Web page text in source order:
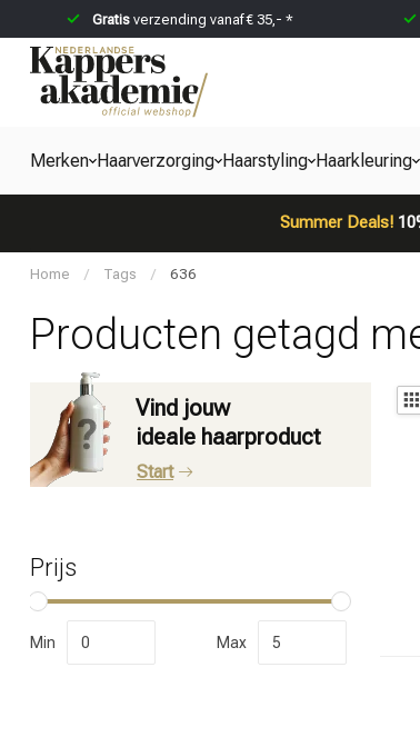
Gratisverzending vanaf € 35,- *
Merken Haarverzorging Haarstyling Haarkleuring
Summer Deals!
Welke
Home / Tags / 636
Producten getagd
Vind jouw
ideale haarproduct
Start
Prijs
Min Max